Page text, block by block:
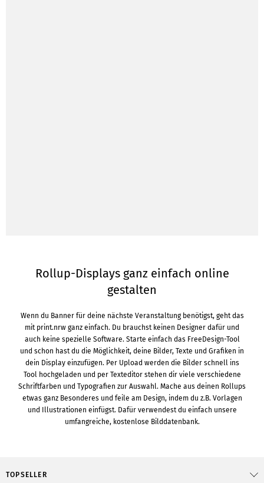
Rollup-Displays ganz einfach online
gestalten
Wenn du Banner für deine nächste Veranstaltung benötigst, geht das
mit print.nrw ganz einfach. Du brauchst keinen Designer dafür und
auch keine spezielle Software. Starte einfach das FreeDesign-Tool
und schon hast du die Möglichkeit, deine Bilder, Texte und Grafiken in
dein Display einzufügen. Per Upload werden die Bilder schnell ins
Tool hochgeladen und per Texteditor stehen dir viele verschiedene
Schriftfarben und Typografien zur Auswahl. Mache aus deinen Rollups
etwas ganz Besonderes und feile am Design, indem du z.B. Vorlagen
und Illustrationen einfügst. Dafür verwendest du einfach unsere
umfangreiche, kostenlose Bilddatenbank.
TOPSELLER